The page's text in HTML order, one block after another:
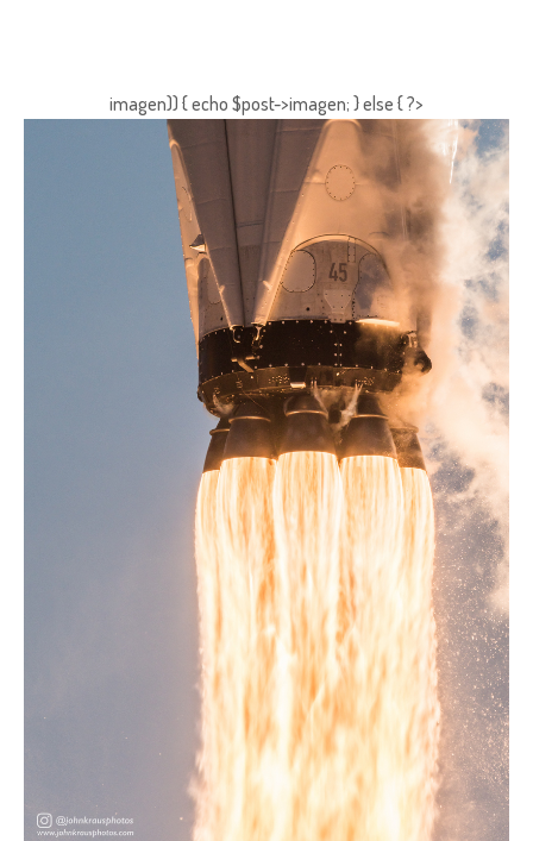
imagen)) { echo $post->imagen; } else { ?>